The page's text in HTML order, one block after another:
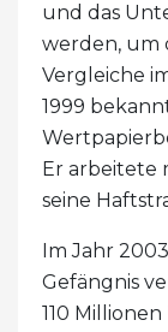
und das
werden, um
Vergleiche
1999
Er arbeitete
seine
Im Jahr
Gefängnis
110